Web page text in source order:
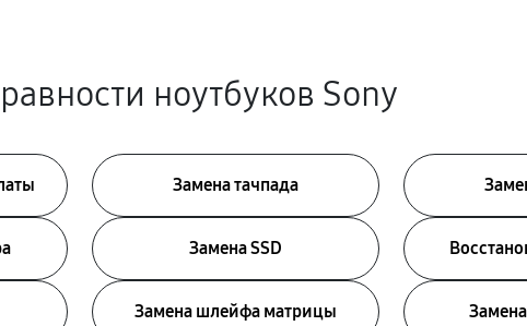
ноутбуков Sony
Замена тачпада
Замена SSD
Замена шлейфа матрицы